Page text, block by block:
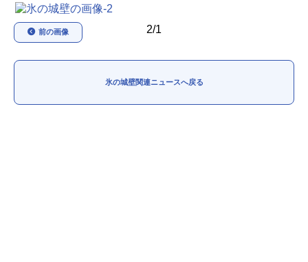
最新記事一覧
アニメ記事一覧
2/1
前の画像
氷の城壁関連ニュースへ戻る